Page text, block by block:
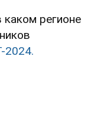
каком регионе
2024.